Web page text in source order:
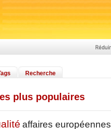
Recherche
plus populaires
affaires européennes